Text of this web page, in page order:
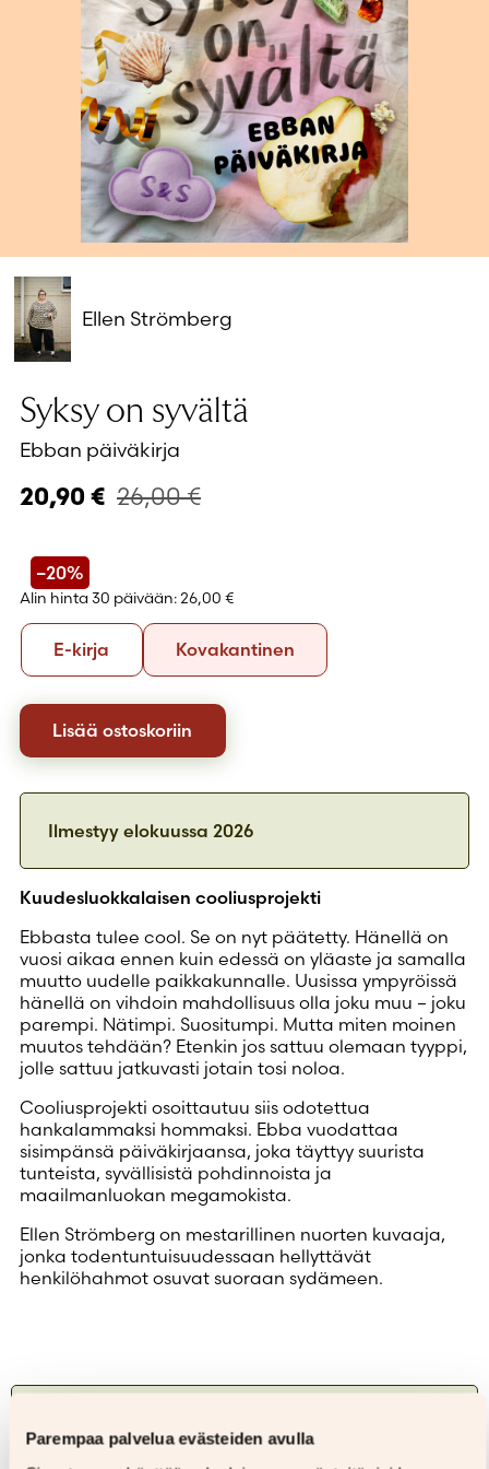
Parempaa palvelua evästeiden avulla
Salasana unohtunut?
Eikö sinulla ole tiliä?
Luo uusi tili
Ellen Strömberg
Syksy on syvältä
Ebban päiväkirja
20,90 € 26,00€
–20%
Alin hinta 30 päivään:26,00 €
Formaatti
E-kirja
kirja
KovakantinenKovakantinen
Lisää ostoskoriin
Ilmestyy elokuussa 2026
Kuudesluokkalaisen cooliusprojekti
Ebbasta tulee cool. Se on nyt päätetty. Hänellä on
vuosi aikaa ennen kuin edessä on yläaste ja samalla
muutto uudelle paikkakunnalle. Uusissa ympyröissä
hänellä on vihdoin mahdollisuus olla joku muu – joku
parempi. Nätimpi. Suositumpi. Mutta miten moinen
muutos tehdään? Etenkin jos sattuu olemaan tyyppi,
jolle sattuu jatkuvasti jotain tosi noloa.
Cooliusprojekti osoittautuu siis odotettua
hankalammaksi hommaksi. Ebba vuodattaa
sisimpänsä päiväkirjaansa, joka täyttyy suurista
tunteista, syvällisistä pohdinnoista ja
maailmanluokan megamokista.
Ellen Strömberg on mestarillinen nuorten kuvaaja,
jonka todentuntuisuudessaan hellyttävät
henkilöhahmot osuvat suoraan sydämeen.